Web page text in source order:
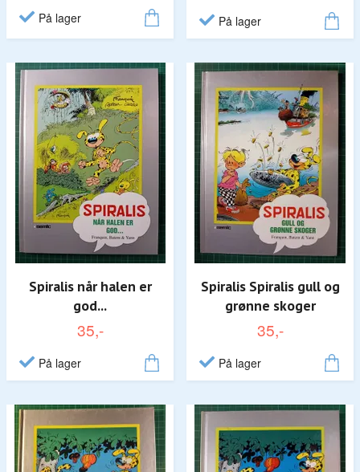
På lager På lager
Spiralis når halen er
god...
35,-
På lager
Spiralis Spiralis gull og
grønne skoger
35,-
På lager